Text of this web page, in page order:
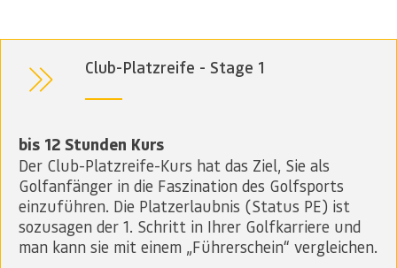
Club-Platzreife - Stage 1
bis 12 Stunden Kurs
Der Club-Platzreife-Kurs hat das Ziel, Sie als
Golfanfänger in die Faszination des Golfsports
einzuführen. Die Platzerlaubnis (Status PE) ist
sozusagen der 1. Schritt in Ihrer Golfkarriere und
man kann sie mit einem „Führerschein“ vergleichen.